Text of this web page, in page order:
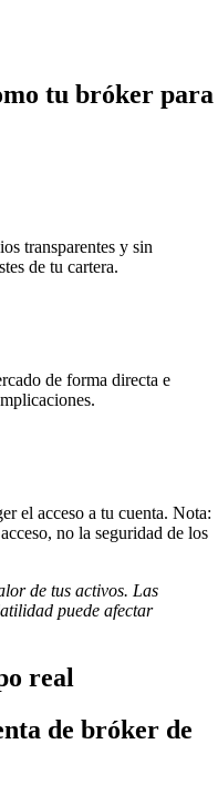
tu bróker para
transparentes y sin
de tu cartera.
de forma directa e
el acceso a tu cuenta. Nota:
no la seguridad de los
de tus activos. Las
puede afectar
real
de bróker de